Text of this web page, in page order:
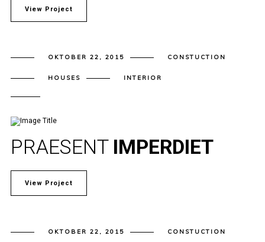
View Project
OKTOBER 22, 2015 CONSTUCTION
HOUSES INTERIOR
PRAESENT IMPERDIET
View Project
OKTOBER 22, 2015 CONSTUCTION